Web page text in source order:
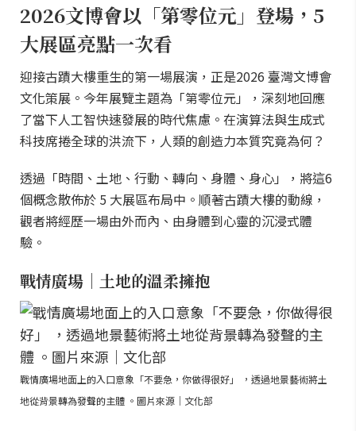
2026文博會以「第零位元」登場，5
大展區亮點一次看
迎接古蹟大樓重生的第一場展演，正是2026 臺灣文博會
文化策展。今年展覽主題為「第零位元」，深刻地回應
了當下人工智快速發展的時代焦慮。在演算法與生成式
科技席捲全球的洪流下，人類的創造力本質究竟為何？
透過「時間、土地、行動、轉向、身體、身心」，將這6
個概念散佈於 5 大展區布局中。順著古蹟大樓的動線，
觀者將經歷一場由外而內、由身體到心靈的沉浸式體
驗。
戰情廣場｜土地的溫柔擁抱
戰情廣場地面上的入口意象「不要急，你做得很好」 ，透過地景藝術將土
地從背景轉為發聲的主體 。圖片來源｜文化部